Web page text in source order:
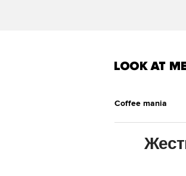
Сoffee mania